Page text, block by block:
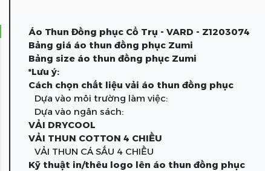
Áo Thun Đồng phục Cổ Trụ - VARD - Z1203074
Bảng giá áo thun đồng phục Zumi
Bảng size áo thun đồng phục Zumi
*Lưu ý:
Cách chọn chất liệu vải áo thun đồng phục
Dựa vào môi trường làm việc:
Dựa vào ngân sách:
VẢI DRYCOOL
VẢI THUN COTTON 4 CHIỀU
VẢI THUN CÁ SẤU 4 CHIỀU
Kỹ thuật in/thêu logo lên áo thun đồng phục